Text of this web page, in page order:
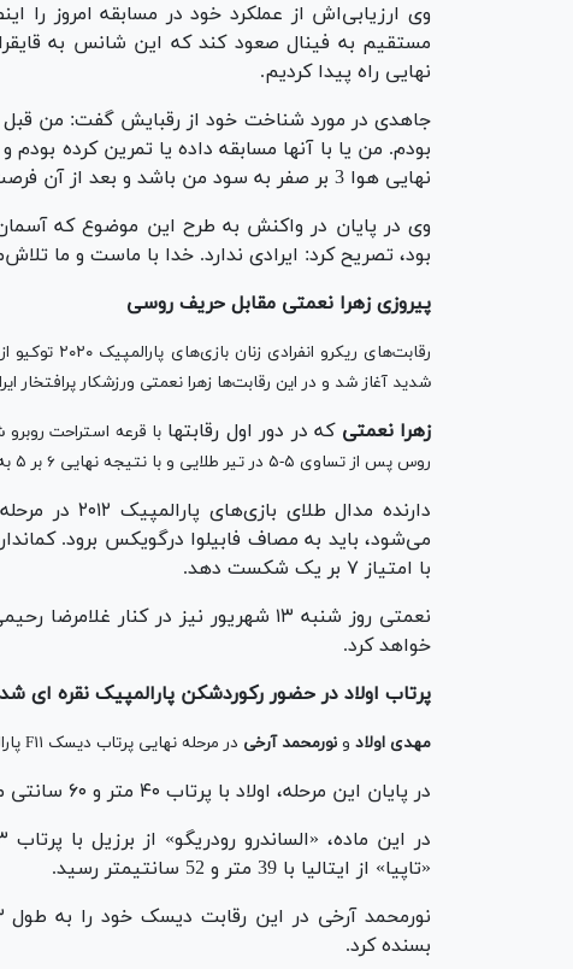
وی ارزیابی‌اش از عملکرد خود در مسابقه امروز را
مستقیم به فینال صعود کند که این شانس به
نهایی راه پیدا کردیم.
جاهدی در مورد شناخت خود از رقبایش گفت: من قبل
بودم. من یا با آنها مسابقه داده یا تمرین کرده
نهایی هوا 3 بر صفر به سود من باشد و بعد از آن فرصت صعود به فینال را پیدا کنم.
وی در پایان در واکنش به طرح این موضوع که
بود، تصریح کرد: ایرادی ندارد. خدا با ماست و ما
پیروزی زهرا نعمتی مقابل حریف روسی
رقابت‌های
شدید آغاز شد و در این رقابت‌ها زهرا نعمتی ورزشکار
زهرا نعمتی که در دور اول رقابتهابا قرعه استراحت روبرو
روس پس از تساوی ۵-۵ در تیر طلایی و با نتیجه نهایی ۶ بر ۵ به برتری رسید.
می‌شود، باید به مصاف فابیلوا درگویکس برود.
با امتیاز ٧ بر یک شکست دهد.
نعمتی روز شنبه ١٣ شهریور نیز در کنار
خواهد کرد.
پرتاب اولاد در حضور رکوردشکن پارالمپیک نقره ای شد
مهدی اولاد و نورمحمد آرخی در مرحله نهایی پرتاب دیسک F۱۱ پارالمپیک امروز پنجشنبه با هفت حریف دیگر خود به رقابت پرداختند.
در پایان این مرحله، اولاد با پرتاب ۴۰ متر و ۶۰ سانتی متر به عنوان دوم رسید و مدال نقره را از آن خود کرد.
«تاپیا» از ایتالیا با 39 متر و 52 سانتیمتر رسید.
بسنده کرد.